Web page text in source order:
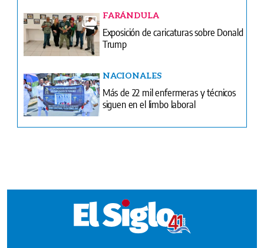
NACIONALES
Más de 22 mil enfermeras y técnicos
siguen en el limbo laboral
Suplementos